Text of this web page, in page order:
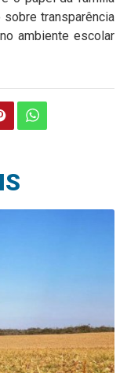
transparência
ambiente escolar